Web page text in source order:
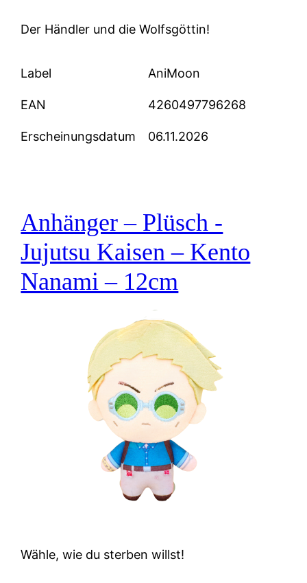
Der Händler und die Wolfsgöttin!
Label AniMoon
EAN 4260497796268
Erscheinungsdatum 06.11.2026
Anhänger – Plüsch -
Jujutsu Kaisen – Kento
Nanami – 12cm
Wähle, wie du sterben willst!